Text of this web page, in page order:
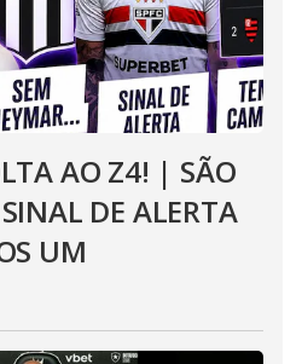
AO Z4! | SÃO
DE ALERTA
UM